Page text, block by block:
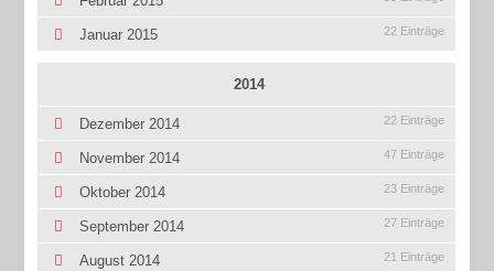
Januar 2015 22 Einträge
2014
Dezember 2014 22 Einträge
November 2014 47 Einträge
Oktober 2014 23 Einträge
September 2014 27 Einträge
August 2014 21 Einträge